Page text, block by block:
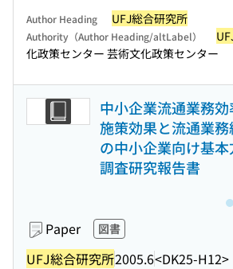
Author Heading UFJ総合研究所
Authority（Author Heading/altLabel）
化政策センター 芸術文化政策センター
中小企業流通業務
施策効果と流通業
の中小企業向け基
調査研究報告書
Paper 図書
UFJ総合研究所2005.6<DK25-H12>